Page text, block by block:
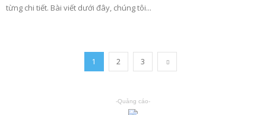
từng chi tiết. Bài viết dưới đây, chúng tôi...
1 2 3
-Quảng cáo-